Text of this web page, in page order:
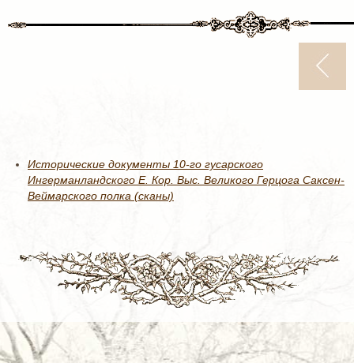
Исторические документы 10-го гусарского
Ингерманландского Е. Кор. Выс. Великого Герцога Саксен-
Веймарского полка (сканы)